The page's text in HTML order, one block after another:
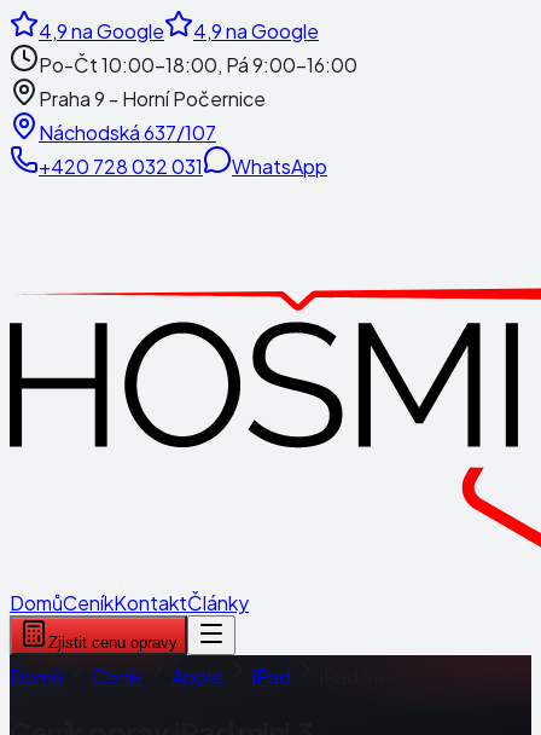
4,9na Google 4,9na Google
Po-Čt 10:00-18:00, Pá 9:00-16:00
Praha 9 - Horní Počernice
Náchodská 637/107
+420 728 032 031
WhatsApp
DomůCeníkKontaktČlánky
Zjistit cenu opravy
Domů Ceník Apple iPad